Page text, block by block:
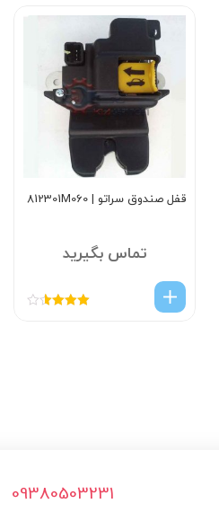
قفل صندوق سراتو | 812301M060
تماس بگیرید
09380503231